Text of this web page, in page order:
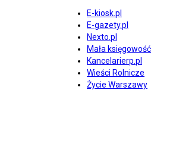
E-kiosk.pl
E-gazety.pl
Nexto.pl
Mała księgowość
Kancelarierp.pl
Wieści Rolnicze
Życie Warszawy